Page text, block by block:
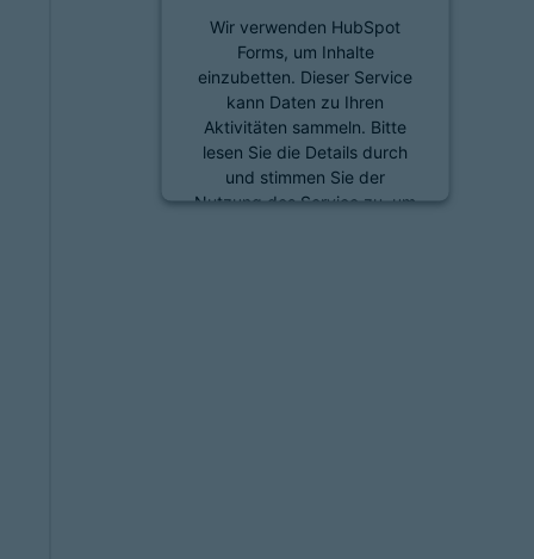
Wir verwenden HubSpot
Forms, um Inhalte
einzubetten. Dieser Service
kann Daten zu Ihren
Aktivitäten sammeln. Bitte
lesen Sie die Details durch
und stimmen Sie der
Nutzung des Service zu, um